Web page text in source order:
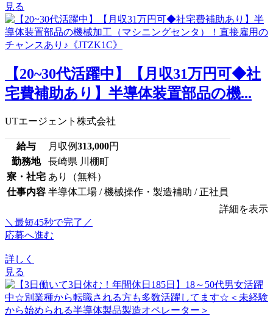
見る
【20~30代活躍中】【月収31万円可◆社
宅費補助あり】半導体装置部品の機...
UTエージェント株式会社
給与 月収例313,000円
勤務地
長崎県 川棚町
寮・社宅 あり（無料）
仕事内容 半導体工場 / 機械操作・製造補助 / 正社員
詳細を表示
＼最短45秒で完了／
応募へ進む
詳しく
見る